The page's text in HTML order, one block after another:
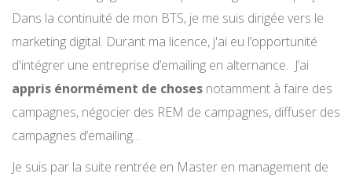
Dans la continuité de mon BTS, je me suis dirigée vers le
marketing digital. Durant ma licence, j'ai eu l’opportunité
d'intégrer une entreprise d’emailing en alternance. J’ai
appris énormément de choses notamment à faire des
campagnes, négocier des REM de campagnes, diffuser des
campagnes d’emailing…
Je suis par la suite rentrée en Master en management de